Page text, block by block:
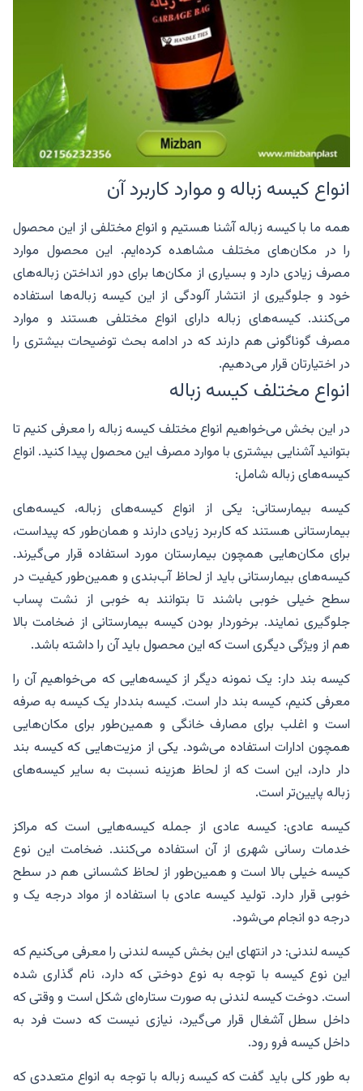
انواع کیسه زباله و موارد کاربرد آن
همه ما با کیسه زباله آشنا هستیم و انواع مختلفی از این محصول
را در مکان‌های مختلف مشاهده کرده‌ایم. این محصول موارد
مصرف زیادی دارد و بسیاری از مکان‌ها برای دور انداختن زباله‌های
خود و جلوگیری از انتشار آلودگی از این کیسه زباله‌ها استفاده
می‌کنند. کیسه‌های زباله دارای انواع مختلفی هستند و موارد
مصرف گوناگونی هم دارند که در ادامه بحث توضیحات بیشتری را
در اختیارتان قرار می‌دهیم.
انواع مختلف کیسه زباله
در این بخش می‌خواهیم انواع مختلف کیسه زباله را معرفی کنیم تا
بتوانید آشنایی بیشتری با موارد مصرف این محصول پیدا کنید. انواع
کیسه‌های زباله شامل:
کیسه بیمارستانی: یکی از انواع کیسه‌های زباله، کیسه‌های
بیمارستانی هستند که کاربرد زیادی دارند و همان‌طور که پیداست،
برای مکان‌هایی همچون بیمارستان مورد استفاده قرار می‌گیرند.
کیسه‌های بیمارستانی باید از لحاظ آب‌بندی و همین‌طور کیفیت در
سطح خیلی خوبی باشند تا بتوانند به خوبی از نشت پساب
جلوگیری نمایند. برخوردار بودن کیسه بیمارستانی از ضخامت بالا
هم از ویژگی دیگری است که این محصول باید آن را داشته باشد.
کیسه بند دار: یک نمونه دیگر از کیسه‌هایی که می‌خواهیم آن را
معرفی کنیم، کیسه بند دار است. کیسه بنددار یک کیسه به صرفه
است و اغلب برای مصارف خانگی و همین‌طور برای مکان‌هایی
همچون ادارات استفاده می‌شود. یکی از مزیت‌هایی که کیسه بند
دار دارد، این است که از لحاظ هزینه نسبت به سایر کیسه‌های
زباله پایین‌تر است.
کیسه عادی: کیسه عادی از جمله کیسه‌هایی است که مراکز
خدمات رسانی شهری از آن استفاده می‌کنند. ضخامت این نوع
کیسه خیلی بالا است و همین‌طور از لحاظ کشسانی هم در سطح
خوبی قرار دارد. تولید کیسه عادی با استفاده از مواد درجه یک و
درجه دو انجام می‌شود.
کیسه لندنی: در انتهای این بخش کیسه لندنی را معرفی می‌کنیم که
این نوع کیسه با توجه به نوع دوختی که دارد، نام گذاری شده
است. دوخت کیسه لندنی به صورت ستاره‌ای شکل است و وقتی که
داخل سطل آشغال قرار می‌گیرد، نیازی نیست که دست فرد به
داخل کیسه فرو رود.
به طور کلی باید گفت که کیسه زباله با توجه به انواع متعددی که